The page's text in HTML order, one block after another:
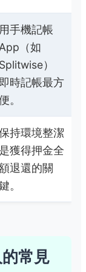
用手機記帳
App（如
Splitwise）
即時記帳最方
。
持環境整潔
是獲得押金全
退還的關
。
常見